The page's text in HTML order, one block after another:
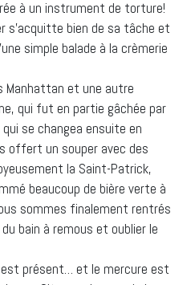
à un instrument de torture!
s’acquitte bien de sa tâche et
simple balade à la crèmerie
Manhattan et une autre
qui fut en partie gâchée par
se changea ensuite en
offert un souper avec des
la Saint-Patrick,
beaucoup de bière verte à
sommes finalement rentrés
bain à remous et oublier le
est présent… et le mercure est